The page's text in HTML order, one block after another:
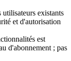
existants
et d'autorisation
est
d'abonnement ; pas